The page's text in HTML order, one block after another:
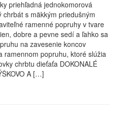
priehľadná jednokomorová
s mäkkým priedušným
ramenné popruhy v tvare
dobre a pevne sedí a ľahko sa
na zavesenie koncov
ramennom popruhu, ktoré slúžia
chrbtu dieťaťa DOKONALÉ
A […]